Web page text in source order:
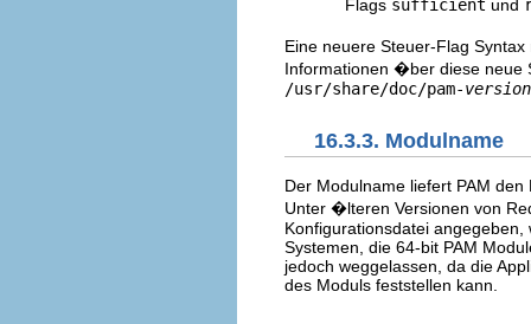
Flags sufficient und
Eine neuere Steuer-Flag
Informationen �ber diese neue
/usr/share/doc/pam-
16.3.3. Modulname
Der Modulname liefert PAM
Unter �lteren Versionen von
Konfigurationsdatei
Systemen, die 64-bit PAM
jedoch weggelassen, da die
des Moduls feststellen kann.